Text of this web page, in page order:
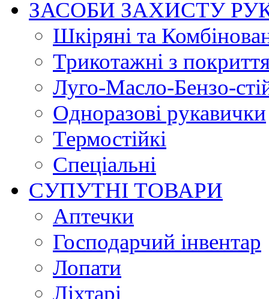
ЗАСОБИ ЗАХИСТУ
Шкіряні та
Трикотажні з
Луго-Масло-Бензо-
Одноразові рукавички
Термостійкі
Спеціальні
СУПУТНІ ТОВАРИ
Аптечки
Господарчий інвентар
Лопати
Ліхтарі